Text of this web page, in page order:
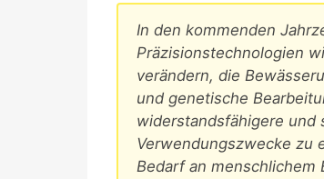
In den kommenden
Präzisionstechnologien
verändern, die
und genetische
widerstandsfähigere und
Verwendungszwecke zu
Bedarf an menschlichem